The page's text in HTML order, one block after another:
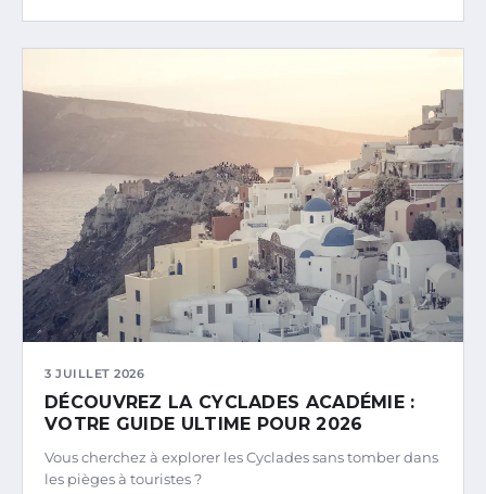
3 JUILLET 2026
DÉCOUVREZ LA CYCLADES ACADÉMIE :
VOTRE GUIDE ULTIME POUR 2026
Vous cherchez à explorer les Cyclades sans tomber dans
les pièges à touristes ?